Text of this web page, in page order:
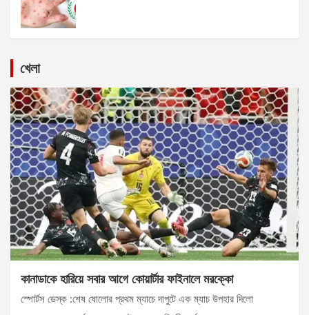
খেলা
কানাডাকে হারিয়ে সবার আগে কোয়ার্টার ফাইনালে মরক্কো
স্পোর্টস ডেস্ক :শেষ ষোলোর প্রথম ম্যাচে দাপুটে এক ম্যাচ উপহার দিলো